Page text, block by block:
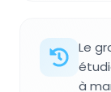
Le
à